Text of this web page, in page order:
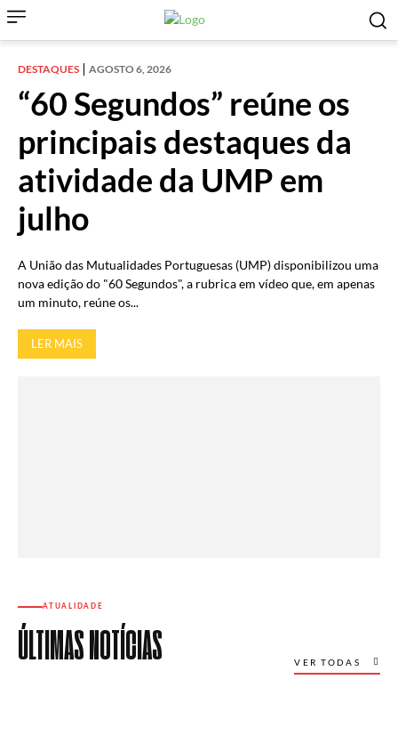
DESTAQUES AGOSTO 6, 2026
“60 Segundos” reúne os
principais destaques da
atividade da UMP em
julho
A União das Mutualidades Portuguesas (UMP) disponibilizou uma
nova edição do "60 Segundos", a rubrica em vídeo que, em apenas
um minuto, reúne os...
LER MAIS
ATUALIDADE
ÚLTIMAS NOTÍCIAS VER TODAS